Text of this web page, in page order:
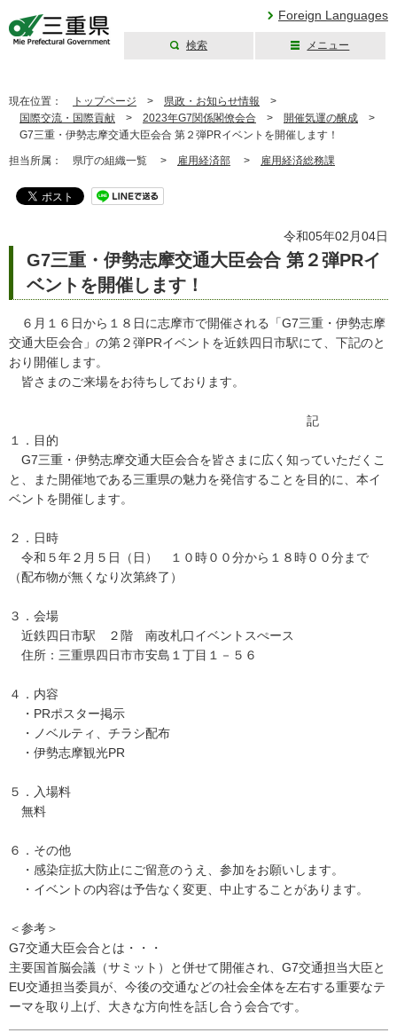
Foreign Languages
検索 メニュー
現在位置： トップページ > 県政・お知らせ情報 >
国際交流・国際貢献 > 2023年G7関係閣僚会合 > 開催気運の醸成 >
G7三重・伊勢志摩交通大臣会合 第２弾PRイベントを開催します！
担当所属： 県庁の組織一覧 > 雇用経済部 > 雇用経済総務課
令和05年02月04日
G7三重・伊勢志摩交通大臣会合 第２弾PRイ
ベントを開催します！
６月１６日から１８日に志摩市で開催される「G7三重・伊勢志摩
交通大臣会合」の第２弾PRイベントを近鉄四日市駅にて、下記のと
おり開催します。
皆さまのご来場をお待ちしております。
記
１．目的
G7三重・伊勢志摩交通大臣会合を皆さまに広く知っていただくこ
と、また開催地である三重県の魅力を発信することを目的に、本イ
ベントを開催します。
２．日時
令和５年２月５日（日） １０時００分から１８時００分まで
（配布物が無くなり次第終了）
３．会場
近鉄四日市駅 ２階 南改札口イベントスぺース
住所：三重県四日市市安島１丁目１－５６
４．内容
・PRポスター掲示
・ノベルティ、チラシ配布
・伊勢志摩観光PR
５．入場料
無料
６．その他
・感染症拡大防止にご留意のうえ、参加をお願いします。
・イベントの内容は予告なく変更、中止することがあります。
＜参考＞
G7交通大臣会合とは・・・
主要国首脳会議（サミット）と併せて開催され、G7交通担当大臣と
EU交通担当委員が、今後の交通などの社会全体を左右する重要なテ
ーマを取り上げ、大きな方向性を話し合う会合です。